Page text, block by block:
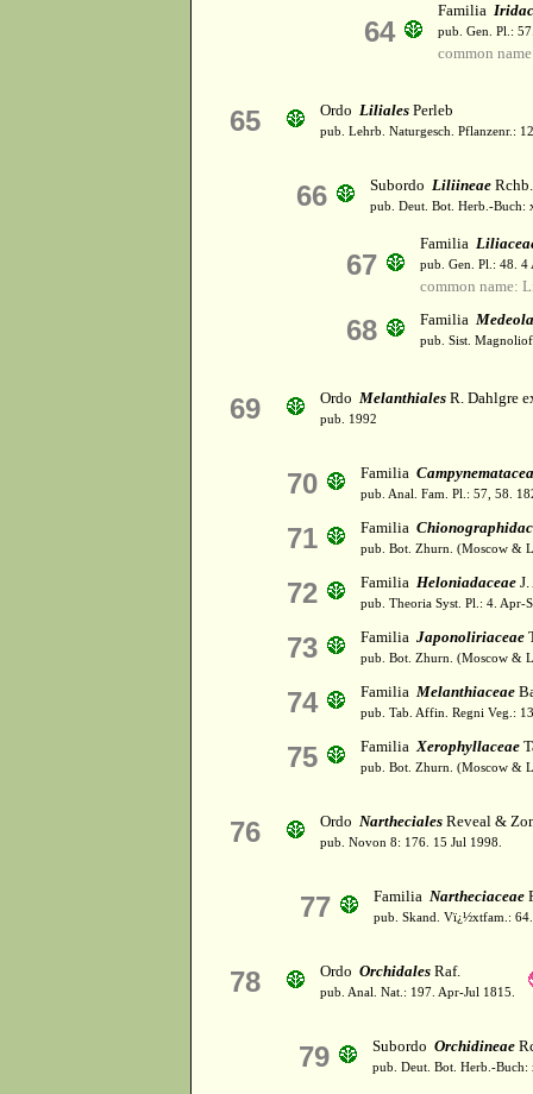
64
Familia
pub. Gen. Pl.:
common
65 Ordo Liliales Perleb
pub. Lehrb. Naturgesch. Pflanzenr.:
66 Subordo Liliineae Rchb.
pub. Deut. Bot. Herb.-Buch:
67
Familia
pub. Gen. Pl.: 48. 4
common name:
68 Familia
pub. Sist.
69 Ordo Melanthiales R. Dahlgre
pub. 1992
70 Familia
pub. Anal. Fam. Pl.: 57, 58.
71 Familia
pub. Bot. Zhurn. (Moscow &
72 Familia Heloniadaceae
pub. Theoria Syst. Pl.: 4. Apr-
73 Familia Japonoliriaceae
pub. Bot. Zhurn. (Moscow &
74 Familia Melanthiaceae
pub. Tab. Affin. Regni Veg.:
75 FamiliaXerophyllaceae
pub. Bot. Zhurn. (Moscow &
76 Ordo Nartheciales Reveal &
pub. Novon 8: 176. 15 Jul 1998.
77 Familia Nartheciaceae
pub. Skand. Vï¿½xtfam.:
78 Ordo Orchidales Raf.
pub. Anal. Nat.: 197. Apr-Jul 1815.
79 Subordo Orchidineae
pub. Deut. Bot. Herb.-